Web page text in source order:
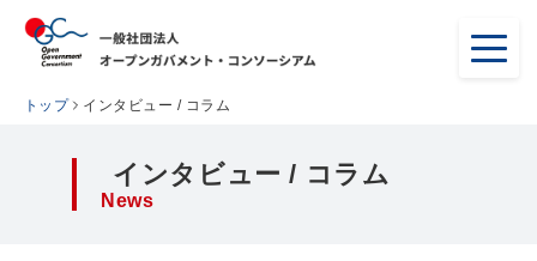
トップ インタビュー / コラム
インタビュー / コラム
News